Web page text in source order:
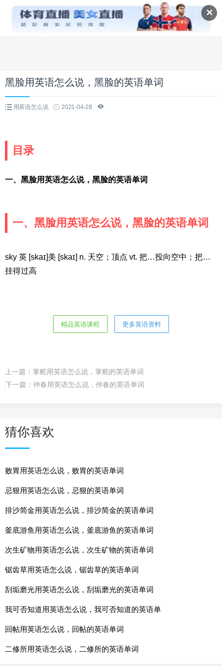
✕
黑脸用英语怎么说，黑脸的英语单词
用英语怎么说 2021-04-28
目录
一、黑脸用英语怎么说，黑脸的英语单词
一、黑脸用英语怎么说，黑脸的英语单词
sky 英 [skaɪ]美 [skaɪ] n. 天空；顶点 vt. 把…投向空中；把…
挂得过高
精品英语课程 更多英语资料
上一篇： 掌舵用英语怎么说，掌舵的英语单词
下一篇： 仲春用英语怎么说，仲春的英语单词
猜你喜欢
败胃用英语怎么说，败胃的英语单词
忌狠用英语怎么说，忌狠的英语单词
排沙简金用英语怎么说，排沙简金的英语单词
釜底游鱼用英语怎么说，釜底游鱼的英语单词
次生矿物用英语怎么说，次生矿物的英语单词
锯齿草用英语怎么说，锯齿草的英语单词
刮垢磨光用英语怎么说，刮垢磨光的英语单词
我可否知道用英语怎么说，我可否知道的英语单
回帖用英语怎么说，回帖的英语单词
二修所用英语怎么说，二修所的英语单词